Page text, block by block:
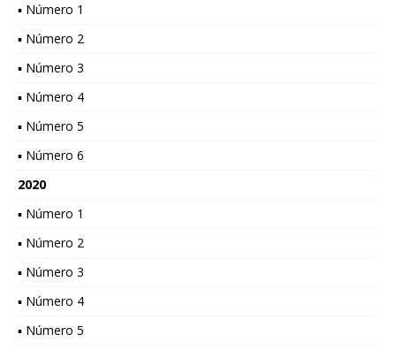
▪ Número 1
▪ Número 2
▪ Número 3
▪ Número 4
▪ Número 5
▪ Número 6
2020
▪ Número 1
▪ Número 2
▪ Número 3
▪ Número 4
▪ Número 5